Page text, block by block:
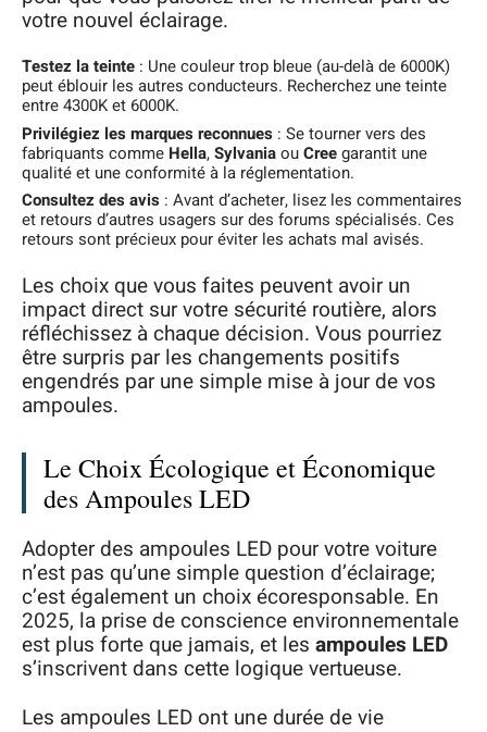
votre nouvel éclairage.
Testez la teinte : Une couleur trop bleue (au-delà de 6000K)
peut éblouir les autres conducteurs. Recherchez une teinte
entre 4300K et 6000K.
Privilégiez les marques reconnues : Se tourner vers des
fabriquants comme Hella,SylvaniaouCreegarantit une
qualité et une conformité à la réglementation.
Consultez des avis : Avant d’acheter, lisez les commentaires
et retours d’autres usagers sur des forums spécialisés. Ces
retours sont précieux pour éviter les achats mal avisés.
Les choix que vous faites peuvent avoir un
impact direct sur votre sécurité routière, alors
réfléchissez à chaque décision. Vous pourriez
être surpris par les changements positifs
engendrés par une simple mise à jour de vos
ampoules.
Le Choix Écologique et Économique
des Ampoules LED
Adopter des ampoules LED pour votre voiture
n’est pas qu’une simple question d’éclairage;
c’est également un choix écoresponsable. En
2025, la prise de conscience environnementale
est plus forte que jamais, et les ampoules LED
s’inscrivent dans cette logique vertueuse.
Les ampoules LED ont une durée de vie